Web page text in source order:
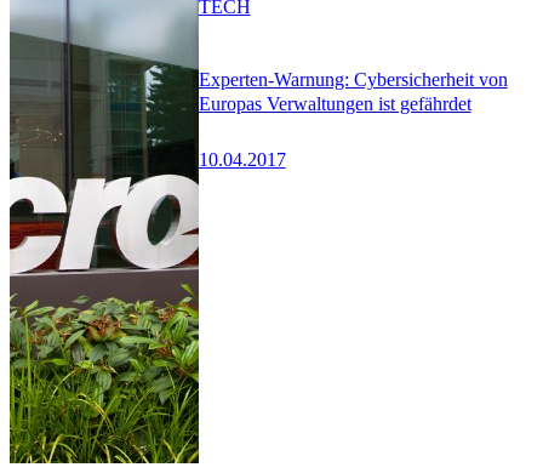
Experten-Warnung: Cybersicherheit von
Europas Verwaltungen ist gefährdet
10.04.2017
TECH